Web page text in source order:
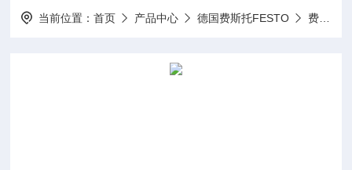
当前位置：首页 产品中心 德国费斯托FESTO 费斯托FESTO气缸